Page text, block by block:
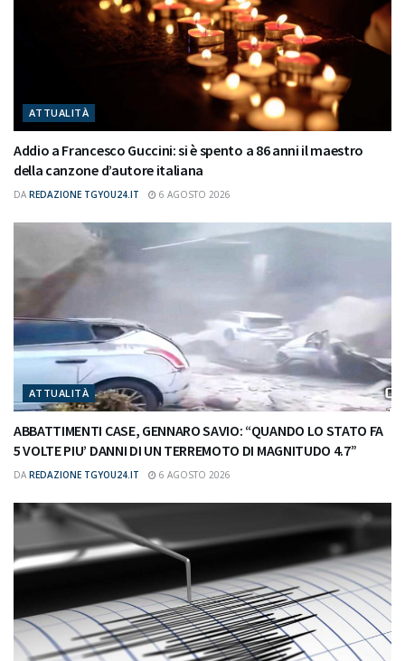
ATTUALITÀ
Addio a Francesco Guccini: si è spento a 86 anni il maestro
della canzone d’autore italiana
DA REDAZIONE TGYOU24.IT 6 AGOSTO 2026
ATTUALITÀ
ABBATTIMENTI CASE, GENNARO SAVIO: “QUANDO LO STATO FA
5 VOLTE PIU’ DANNI DI UN TERREMOTO DI MAGNITUDO 4.7”
DA REDAZIONE TGYOU24.IT 6 AGOSTO 2026